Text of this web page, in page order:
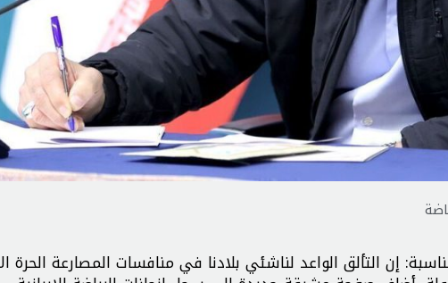
إن التألق الواعد لناشئي بلادنا في منافسات المصارعة الحرة